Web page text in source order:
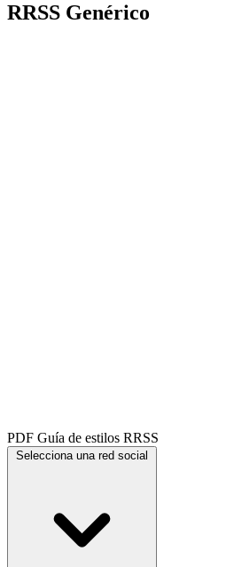
RRSS Genérico
PDF Guía de estilos RRSS
Selecciona una red social